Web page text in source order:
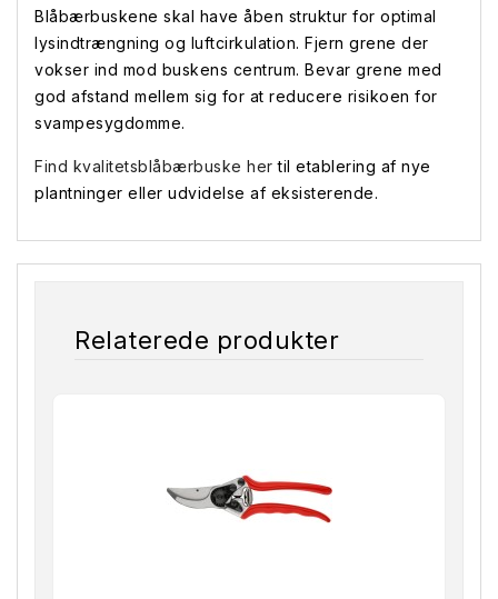
Blåbærbuskene skal have åben struktur for optimal
lysindtrængning og luftcirkulation. Fjern grene der
vokser ind mod buskens centrum. Bevar grene med
god afstand mellem sig for at reducere risikoen for
svampesygdomme.
Find kvalitetsblåbærbuske her til etablering af nye
plantninger eller udvidelse af eksisterende.
Relaterede produkter